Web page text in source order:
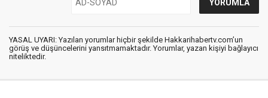
YASAL UYARI: Yazılan yorumlar hiçbir şekilde Hakkarihabertv.com’un
görüş ve düşüncelerini yansıtmamaktadır. Yorumlar, yazan kişiyi bağlayıcı
niteliktedir.